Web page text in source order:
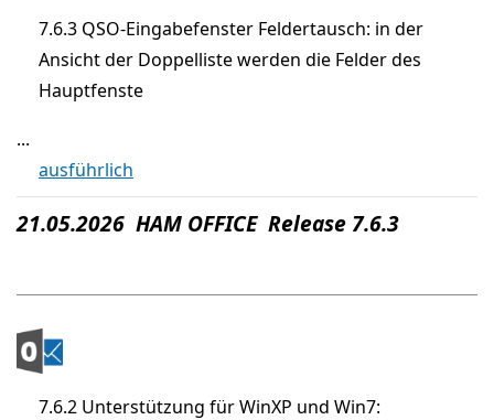
7.6.3 QSO-Eingabefenster Feldertausch: in der
Ansicht der Doppelliste werden die Felder des
Hauptfenste
...
ausführlich
21.05.2026 HAM OFFICE Release 7.6.3
7.6.2 Unterstützung für WinXP und Win7: